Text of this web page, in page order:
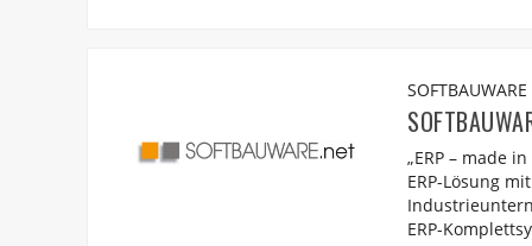
„ERP – made
ERP-Lösung
ERP-